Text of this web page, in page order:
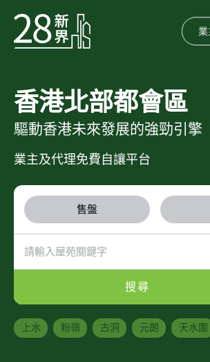
業
香港北部都會區
驅動香港未來發展的強勁引擎
業主及代理免費自讓平台
售盤
搜尋
上水 粉嶺 古洞 元朗 天水圍